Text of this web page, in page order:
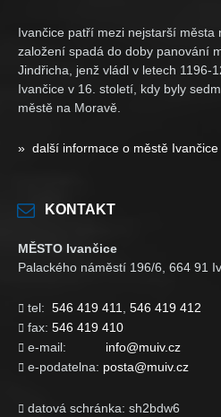
Ivančice patří mezi nejstarší města
založení spadá do doby panování
Jindřicha, jenž vládl v letech 1196-
Ivančice v 16. století, kdy byly
městě na Moravě.
» další informace o městě Ivančice
KONTAKT
MĚSTO Ivančice
Palackého náměstí 196/6, 664 91
 tel: 546 419 411 546 419 412
 fax: 546 419 410
 e-mail: info@muiv.cz
 e-podatelna: posta@muiv.cz
 datová schránka: sh2bdw6